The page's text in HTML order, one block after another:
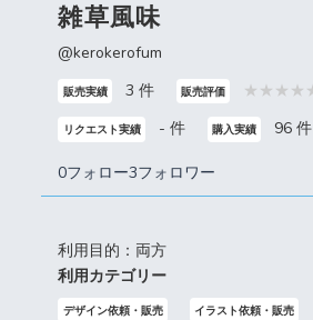
雑草風味
@kerokerofum
販売実績 3 件 販売評価
リクエスト実績 - 件 購入実績 96 件
0フォロー3フォロワー
利用目的：両方
利用カテゴリー
デザイン依頼・販売 イラスト依頼・販売